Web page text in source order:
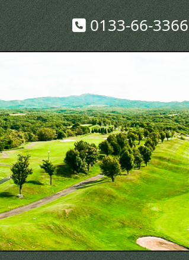
0133-66-3366